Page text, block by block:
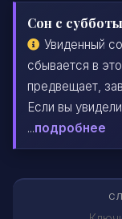
Сон с
Увиденный
сбывается в
предвещает,
Если вы
...подробнее